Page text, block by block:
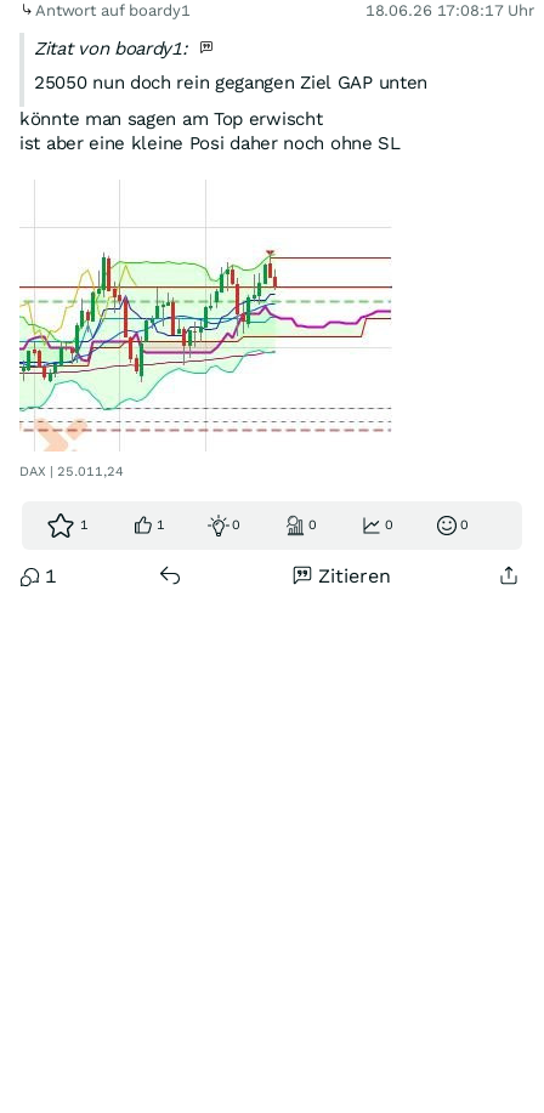
Antwort auf boardy1 18.06.26 17:08:17 Uhr
Zitat von boardy1:
25050 nun doch rein gegangen Ziel GAP unten
könnte man sagen am Top erwischt
ist aber eine kleine Posi daher noch ohne SL
DAX | 25.011,24
1 1 0 0 0 0
1 Zitieren